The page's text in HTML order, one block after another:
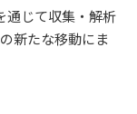
通じて収集・解析
新たな移動にま